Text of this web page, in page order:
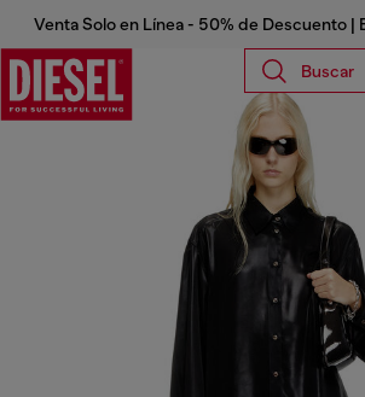
Venta Solo en Línea - 50% de Descuento |
Buscar